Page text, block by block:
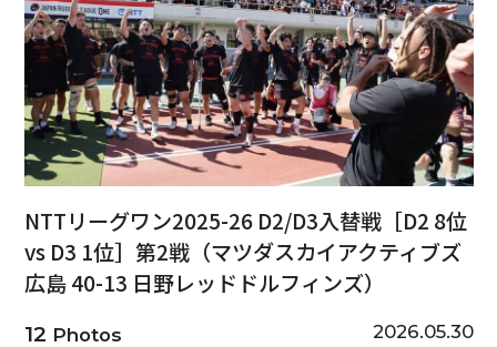
NTTリーグワン2025-26 D2/D3入替戦［D2 8位
vs D3 1位］第2戦（マツダスカイアクティブズ
広島 40-13 日野レッドドルフィンズ）
12 Photos 2026.05.30